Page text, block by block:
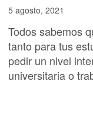
5 agosto, 2021
Todos sabemos
tanto para tus
pedir un nivel
universitaria o